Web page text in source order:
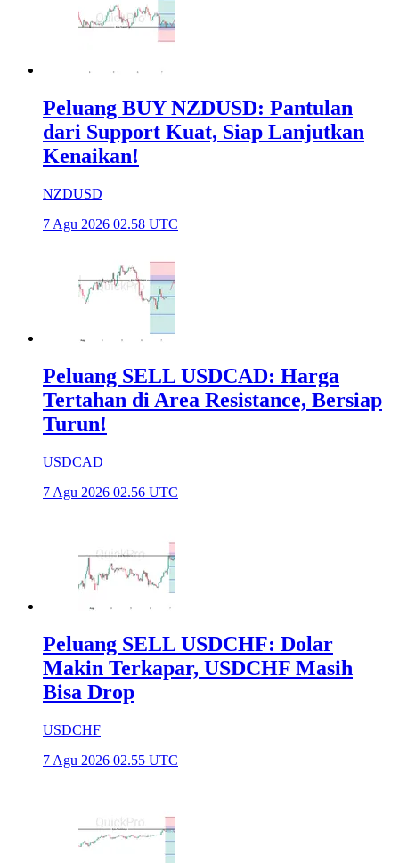
Peluang BUY NZDUSD: Pantulan
dari Support Kuat, Siap Lanjutkan
Kenaikan!
NZDUSD
7 Agu 2026 02.58 UTC
Peluang SELL USDCAD: Harga
Tertahan di Area Resistance, Bersiap
Turun!
USDCAD
7 Agu 2026 02.56 UTC
Peluang SELL USDCHF: Dolar
Makin Terkapar, USDCHF Masih
Bisa Drop
USDCHF
7 Agu 2026 02.55 UTC